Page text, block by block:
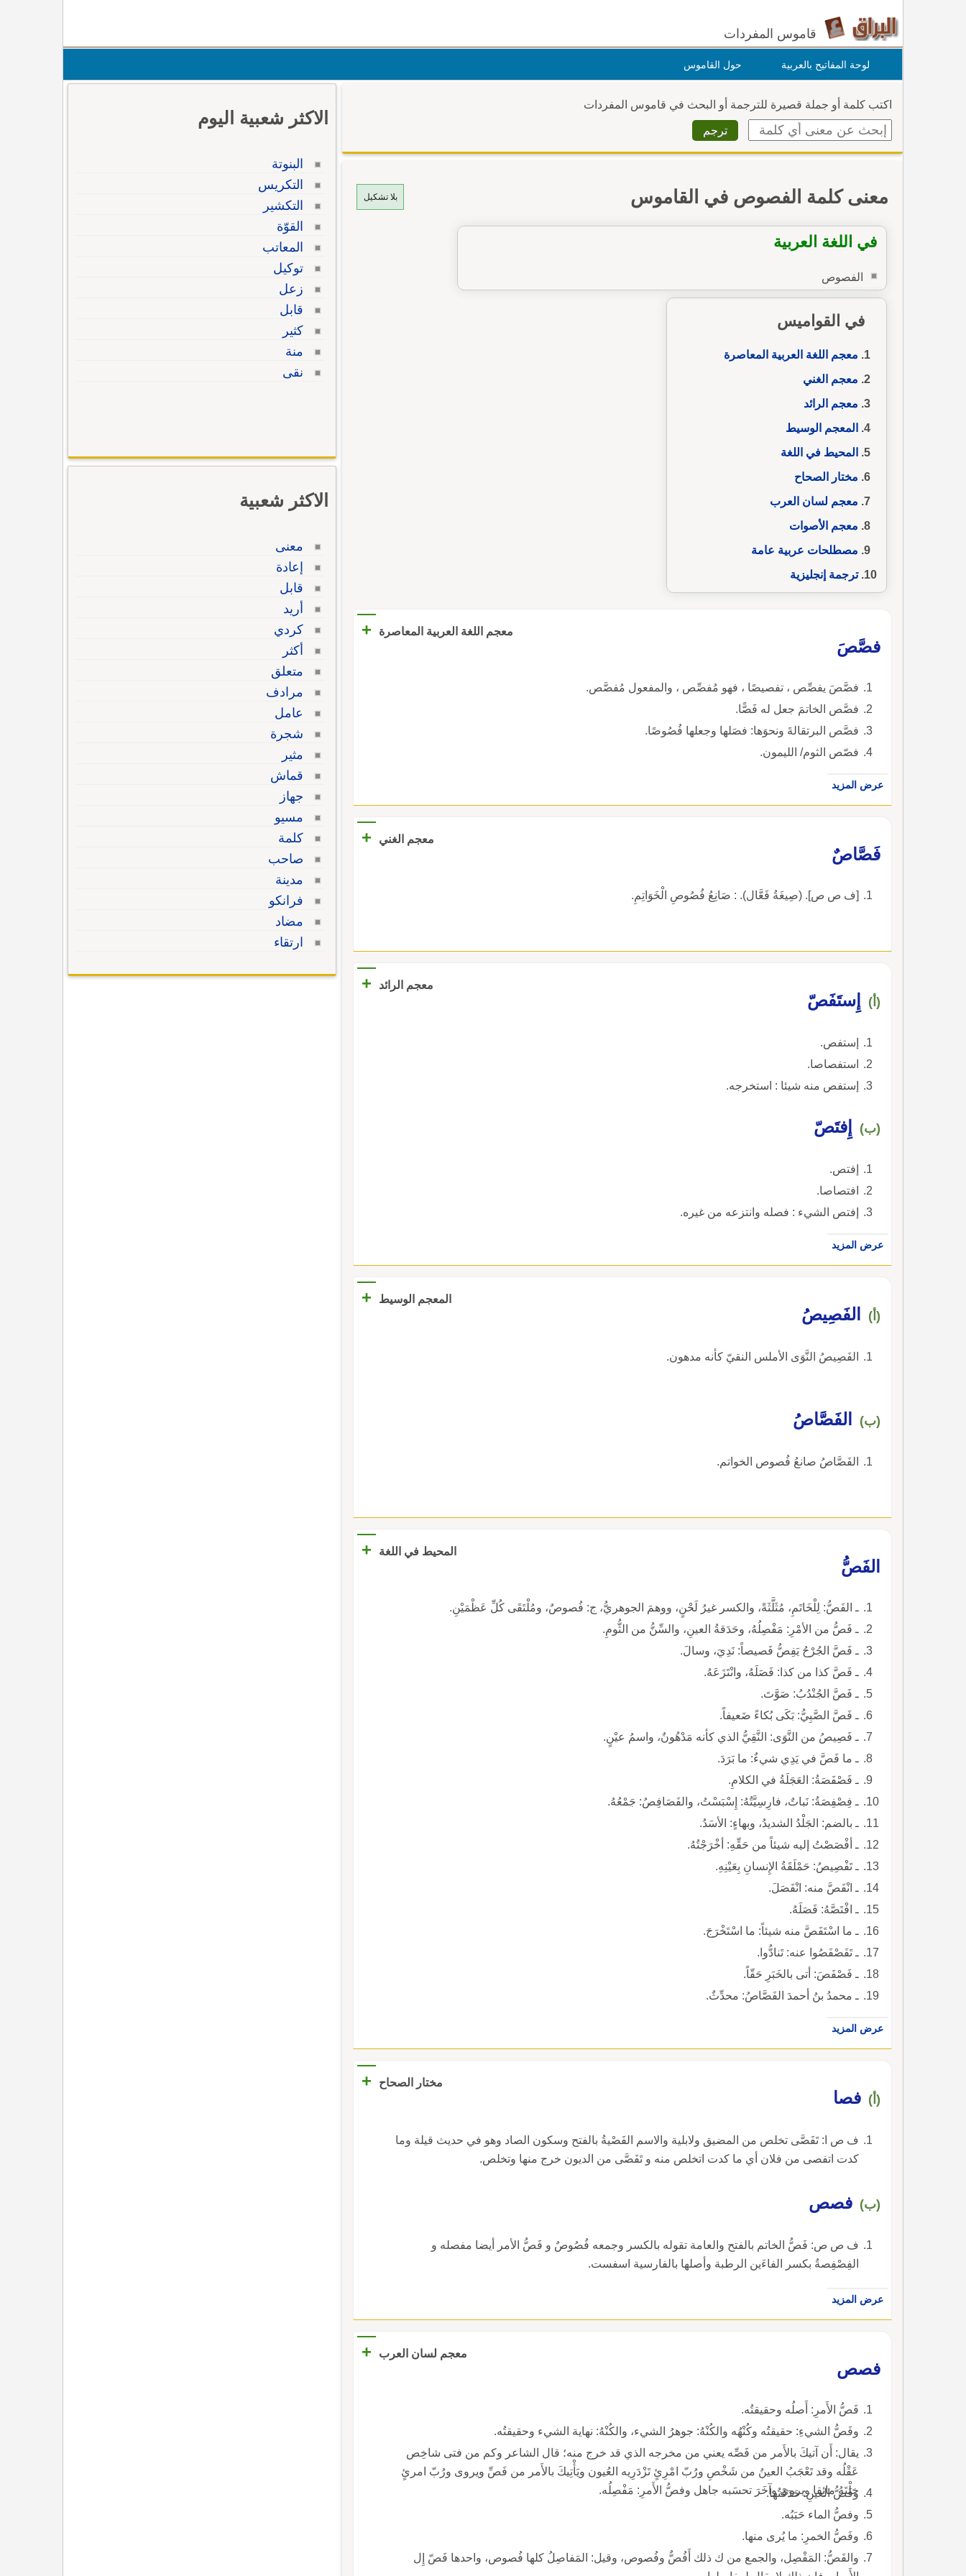
قاموس المفردات
لوحة المفاتيح بالعربية حول القاموس
اكتب كلمة أو جملة قصيرة للترجمة أو البحث في قاموس المفردات
بلا تشكيل معنى كلمة الفصوص في القاموس
في اللغة العربية
الفصوص
في القواميس
معجم اللغة العربية المعاصرة
معجم الغني
معجم الرائد
المعجم الوسيط
المحيط في اللغة
مختار الصحاح
معجم لسان العرب
معجم الأصوات
مصطلحات عربية عامة
ترجمة إنجليزية
معجم اللغة العربية المعاصرة
+
فصَّصَ
فصَّصَ يفصِّص ، تفصيصًا ، فهو مُفصِّص ، والمفعول مُفصَّص.
فصَّص الخاتمَ جعل له فَصًّا.
فصَّص البرتقالةَ ونحوَها: فصَلها وجعلها فُصُوصًا.
فصّص الثوم/ الليمون.
عرض المزيد
معجم الغني
+
فَصَّاصٌ
[ف ص ص]. (صِيغَةُ فَعَّال). : صَانِعُ فُصُوصِ الْخَوَاتِمِ.
معجم الرائد +
(أ) إِستَفَصّ
إستفص.
استفصاصا.
إستفص منه شيئا : استخرجه.
(ب) إِفتَصّ
إفتص.
افتصاصا.
إفتص الشيء : فصله وانتزعه من غيره.
عرض المزيد
المعجم الوسيط +
(أ) الفَصِيصُ
الفَصِيصُ النَّوَى الأملس النقيّ كأنه مدهون.
(ب) الفَصَّاصُ
الفَصَّاصُ صانعُ فُصوص الخواتم.
المحيط في اللغة
+
الفَصُّ
ـ الفَصُّ: لِلْخَاتَمِ، مُثَلَّثَةً، والكسر غيرُ لَحْنٍ، ووهمَ الجوهريُّ، ج: فُصوصٌ، ومُلْتَقَى كُلِّ عَظْمَيْنِ.
ـ فَصُّ من الأمْرِ: مَفْصِلُهُ، وحَدَقةُ العينِ، والسِّنُّ من الثُّومِ.
ـ فَصَّ الجُرْحُ يَفِصُّ فَصيصاً: نَدِيَ، وسالَ.
ـ فَصَّ كذا من كذا: فَصَلَهُ، وانْتَزَعَهُ.
ـ فَصَّ الجُنْدُبُ: صَوَّتَ.
ـ فَصَّ الصَّبِيُّ: بَكَى بُكاءً ضَعيفاً.
ـ فَصِيصُ من النَّوَى: النَّقِيُّ الذي كأنه مَدْهُونٌ، واسمُ عيْنٍ.
ـ ما فَصَّ في يَدِي شيءٌ: ما بَرَدَ.
ـ فَصْفَصَةُ: العَجَلَةُ في الكلامِ.
ـ فِصْفِصَةُ: نَباتٌ، فارِسِيَّتُهُ: إِسْبَسْتُ، والفَصَافِصُ: جَمْعُهُ.
ـ بالضم: الجَلْدُ الشديدُ، وبهاءٍ: الأسَدُ.
ـ أفْصَصْتُ إليه شيئاً من حَقِّهِ: أخْرَجْتُهُ.
ـ تَفْصِيصُ: حَمْلَقَةُ الإِنسانِ بِعَيْنِهِ.
ـ انْفَصَّ منه: انْفَصَلَ.
ـ افْتَصَّهُ: فَصَلَهُ.
ـ ما اسْتَفَصَّ منه شيئاً: ما اسْتَخْرَجَ.
ـ تَفَصْفَصُوا عنه: تَنادُّوا.
ـ فَصْفَصَ: أتى بالخَبَرِ حَقّاً.
ـ محمدُ بنُ أحمدَ الفَصَّاصُ: محدِّثٌ.
عرض المزيد
مختار الصحاح +
(أ) فصا
ف ص ا: تَفَصَّى تخلص من المضيق ولابلية والاسم الفَصْيةُ بالفتح وسكون الصاد وهو في حديث قيلة وما
كدت اتفصى من فلان أي ما كدت اتخلص منه و تَفَصَّى من الديون خرج منها وتخلص.
(ب) فصص
ف ص ص: فَصُّ الخاتم بالفتح والعامة تقوله بالكسر وجمعه فُصُوصٌ و فَصُّ الأمر أيضا مفصله و
الفِصْفِصةُ بكسر الفاءَين الرطبة وأصلها بالفارسية اسفست.
عرض المزيد
معجم لسان العرب
+
فصص
فَصُّ الأَمرِ: أَصلُه وحقيقتُه.
وفَصُّ الشيءِ: حقيقتُه وكُنْهُه والكُنْهُ: جوهرُ الشيء، والكُنْهُ: نهاية الشيء وحقيقتُه.
يقال: أَن آتيكَ بالأَمر من فَصِّه يعني من مخرجه الذي قد خرج منه؛ قال الشاعر وكم من فتى شاخِص
عَقْلُه وقد تَعْجَبُ العينُ من شَخْصِ ورُبّ امْرِئٍ تَزْدَرِيه العُيون ويَأْتِيكَ بالأَمر من فَصِّ ويروى ورُبّ امرئٍ
خِلْتَهُ مائِقا ويروى وآخَرَ تحسَبه جاهل وفصُّ الأَمرِ: مَفْصِلُه.
وفَصُّ العينِ: حَدَقَتُها.
وفصُّ الماء حَبَبُه.
وفَصُّ الخمرِ: ما يُرى منها.
والفَصُّ: المَفْصِل، والجمع من ك ذلك أَفُصٌّ وفُصوص، وقيل: المَفاصِلُ كلها فُصوص، واحدها فَصّ إِل
الاكثر شعبية اليوم
البنوتة
التكريس
التكشير
القوّة
المعاتب
توكيل
زعل
قابل
كثير
منة
نقى
الاكثر شعبية
معنى
إعادة
قابل
أريد
كردي
أكثر
متعلق
مرادف
عامل
شجرة
مثير
قماش
جهاز
مسيو
كلمة
صاحب
مدينة
فرانكو
مضاد
ارتقاء